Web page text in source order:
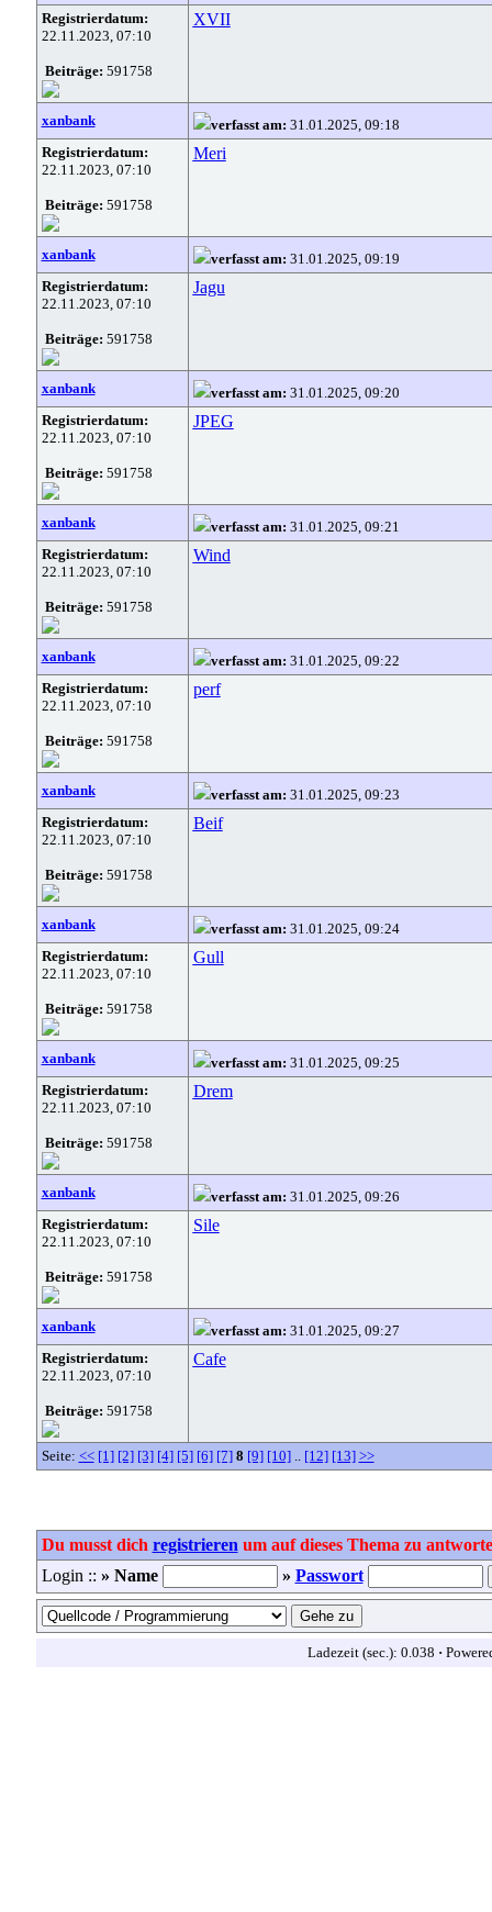
Registrierdatum:
22.11.2023, 07:10
Beiträge: 591758
XVII
xanbank verfasst am: 31.01.2025, 09:18
Registrierdatum:
22.11.2023, 07:10
Beiträge: 591758
Meri
xanbank verfasst am: 31.01.2025, 09:19
Registrierdatum:
22.11.2023, 07:10
Beiträge: 591758
Jagu
xanbank verfasst am: 31.01.2025, 09:20
Registrierdatum:
22.11.2023, 07:10
Beiträge: 591758
JPEG
xanbank verfasst am: 31.01.2025, 09:21
Registrierdatum:
22.11.2023, 07:10
Beiträge: 591758
Wind
xanbank verfasst am: 31.01.2025, 09:22
Registrierdatum:
22.11.2023, 07:10
Beiträge: 591758
perf
xanbank verfasst am: 31.01.2025, 09:23
Registrierdatum:
22.11.2023, 07:10
Beiträge: 591758
Beif
xanbank verfasst am: 31.01.2025, 09:24
Registrierdatum:
22.11.2023, 07:10
Beiträge: 591758
Gull
xanbank verfasst am: 31.01.2025, 09:25
Registrierdatum:
22.11.2023, 07:10
Beiträge: 591758
Drem
xanbank verfasst am: 31.01.2025, 09:26
Registrierdatum:
22.11.2023, 07:10
Beiträge: 591758
Sile
xanbank verfasst am: 31.01.2025, 09:27
Registrierdatum:
22.11.2023, 07:10
Beiträge: 591758
Cafe
Seite: << [1] [2] [3] [4] [5] [6] [7] 8 [9] [10].. [12] [13] >>
Du musst dich registrieren um auf dieses Thema zu
Login :: » Name » Passwort
Ladezeit (sec.): 0.038 ·